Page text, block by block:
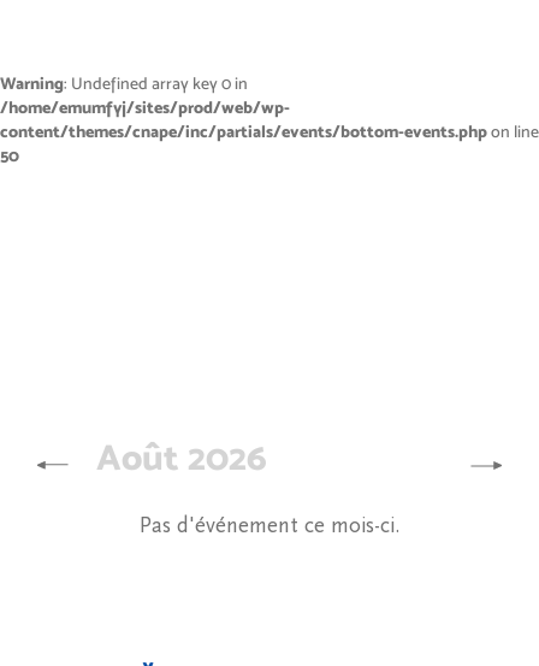
Warning: Undefined array key 0 in
/home/emumfyj/sites/prod/web/wp-
content/themes/cnape/inc/partials/events/bottom-events.phpon line
50
Août 2026
Pas d'événement ce mois-ci.